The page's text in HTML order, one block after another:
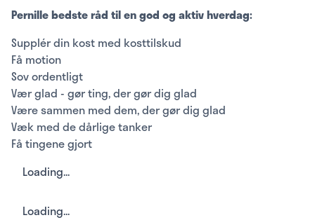
Pernille bedste råd til en god og aktiv hverdag:
Supplér din kost med kosttilskud
Få motion
Sov ordentligt
Vær glad - gør ting, der gør dig glad
Være sammen med dem, der gør dig glad
Væk med de dårlige tanker
Få tingene gjort
Loading...
Loading...